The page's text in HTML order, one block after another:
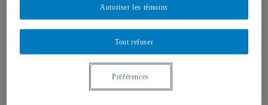
instagram
Étudier le droit au DSJ
Tout refuser
Autoriser les témoins
Préférences